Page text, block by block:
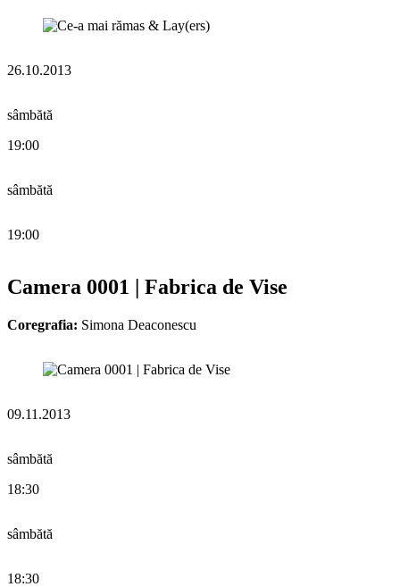
26.10.2013
sâmbătă
19:00
sâmbătă
19:00
Camera 0001 | Fabrica de Vise
Coregrafia: Simona Deaconescu
09.11.2013
sâmbătă
18:30
sâmbătă
18:30